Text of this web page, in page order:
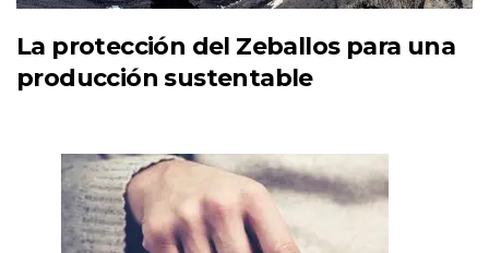
La protección del Zeballos para una
producción sustentable